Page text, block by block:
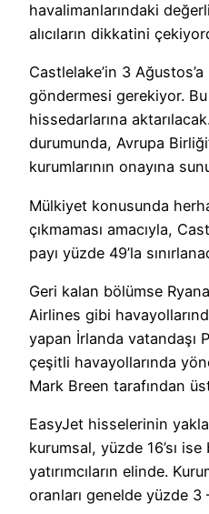
havalimanlarındaki
alıcıların dikkatini
Castlelake’in 3
göndermesi gerekiyor.
hissedarlarına
durumunda, Avrupa
kurumlarının onayına
Mülkiyet konusunda
çıkmaması amacıyla,
payı yüzde 49’la
Geri kalan bölümse
Airlines gibi
yapan İrlanda vatandaşı
çeşitli havayollarında
Mark Breen tarafından
EasyJet hisselerinin
kurumsal, yüzde 16’sı
yatırımcıların elinde.
oranları genelde yüzde 3